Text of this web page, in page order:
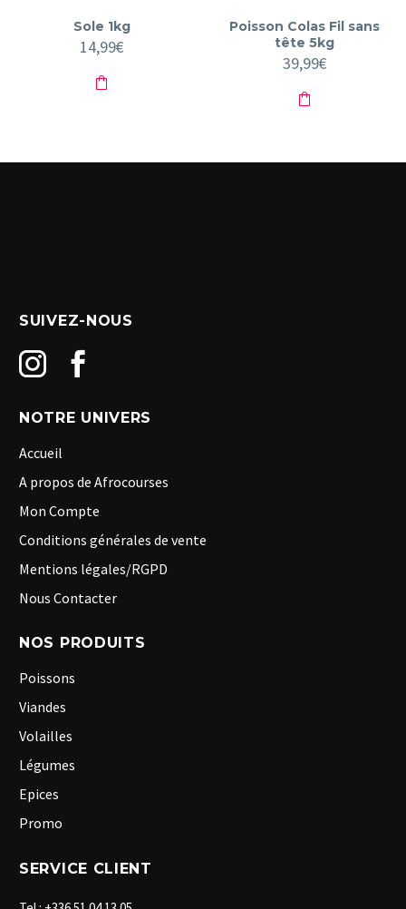
Sole 1kg
14,99€
Poisson Colas Fil sans
tête 5kg
39,99€
SUIVEZ-NOUS
NOTRE UNIVERS
Accueil
A propos de Afrocourses
Mon Compte
Conditions générales de vente
Mentions légales/RGPD
Nous Contacter
NOS PRODUITS
Poissons
Viandes
Volailles
Légumes
Epices
Promo
SERVICE CLIENT